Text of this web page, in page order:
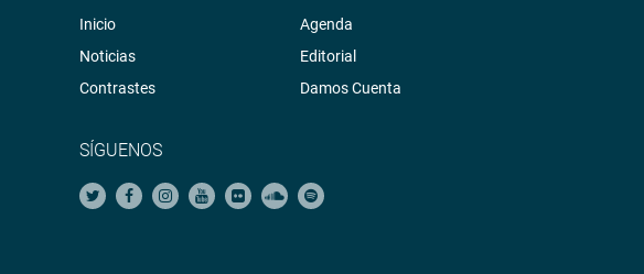
Inicio
Noticias
Contrastes
Agenda
Editorial
Damos Cuenta
SÍGUENOS